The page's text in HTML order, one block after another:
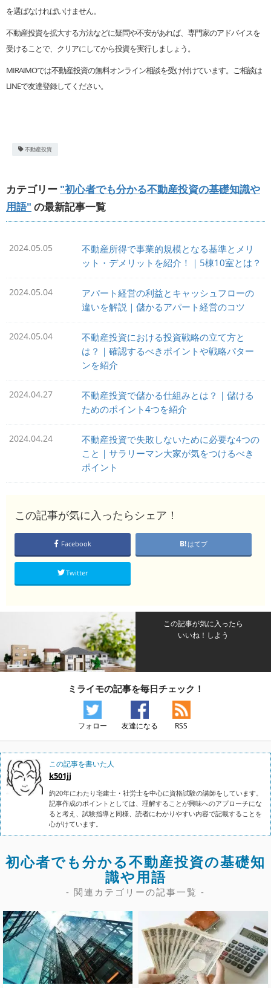
を選ばなければいけません。
不動産投資を拡大する方法などに疑問や不安があれば、専門家のアドバイスを
受けることで、クリアにしてから投資を実行しましょう。
MIRAIMOでは不動産投資の無料オンライン相談を受け付けています。ご相談は
LINEで友達登録してください。
不動産投資
カテゴリー "初心者でも分かる不動産投資の基礎知識や
用語" の最新記事一覧
2024.05.05
不動産所得で事業的規模となる基準とメリ
ット・デメリットを紹介！｜5棟10室とは？
2024.05.04
アパート経営の利益とキャッシュフローの
違いを解説｜儲かるアパート経営のコツ
2024.05.04
不動産投資における投資戦略の立て方と
は？｜確認するべきポイントや戦略パター
ンを紹介
2024.04.27
不動産投資で儲かる仕組みとは？｜儲ける
ためのポイント4つを紹介
2024.04.24
不動産投資で失敗しないために必要な4つの
こと｜サラリーマン大家が気をつけるべき
ポイント
この記事が気に入ったらシェア！
Facebook はてブ
Twitter
この記事が気に入ったら
いいね！しよう
ミライモの記事を毎日チェック！
フォロー 友達になる RSS
この記事を書いた人
k501jj
約20年にわたり宅建士・社労士を中心に資格試験の講師をしています。
記事作成のポイントとしては、理解することが興味へのアプローチにな
ると考え、試験指導と同様、読者にわかりやすい内容で記載することを
心がけています。
初心者でも分かる不動産投資の基礎知
識や用語
- 関連カテゴリーの記事一覧 -